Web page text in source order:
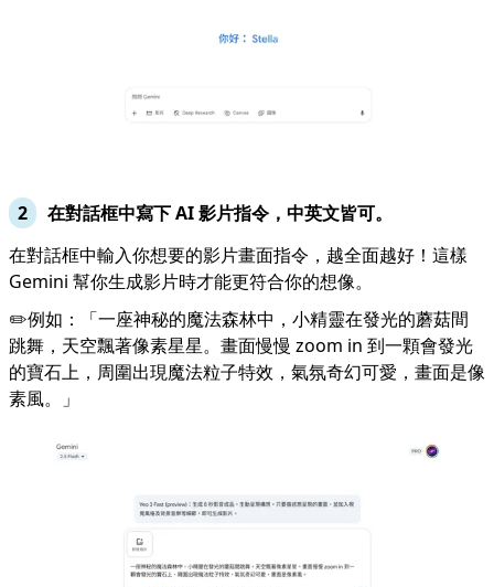
在對話框中寫下 AI 影片指令，中英文皆可。
在對話框中輸入你想要的影片畫面指令，越全面越好！這樣
Gemini 幫你生成影片時才能更符合你的想像。
✏️例如：「一座神秘的魔法森林中，小精靈在發光的蘑菇間
跳舞，天空飄著像素星星。畫面慢慢 zoom in 到一顆會發光
的寶石上，周圍出現魔法粒子特效，氣氛奇幻可愛，畫面是像
素風。」